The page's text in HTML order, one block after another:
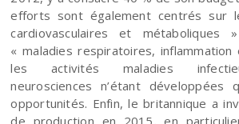
efforts sont également centrés sur
cardiovasculaires et
« maladies respiratoires, inflammation
les activités maladies
neurosciences n’étant développées
opportunités. Enfin, le britannique a